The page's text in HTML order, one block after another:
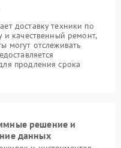
доставку техники по
и качественный ремонт,
могут отслеживать
продления срока
решение и
данных